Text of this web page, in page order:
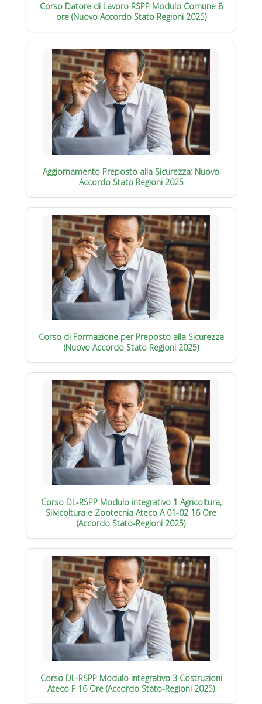
Corso Datore di Lavoro RSPP Modulo Comune 8
ore (Nuovo Accordo Stato Regioni 2025)
Aggiornamento Preposto alla Sicurezza: Nuovo
Accordo Stato Regioni 2025
Corso di Formazione per Preposto alla Sicurezza
(Nuovo Accordo Stato Regioni 2025)
Corso DL-RSPP Modulo integrativo 1 Agricoltura,
Silvicoltura e Zootecnia Ateco A 01-02 16 Ore
(Accordo Stato-Regioni 2025)
Corso DL-RSPP Modulo integrativo 3 Costruzioni
Ateco F 16 Ore (Accordo Stato-Regioni 2025)